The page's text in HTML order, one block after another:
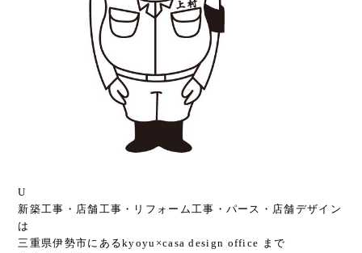
U
新築工事・店舗工事・リフォーム工事・パース・店舗デザイン
は
三重県伊勢市にあるkyoyu×casa design office まで